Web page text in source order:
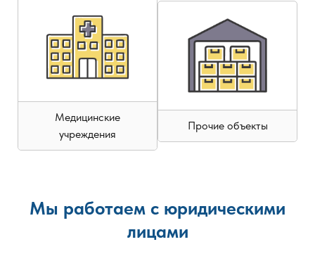
Медицинские
учреждения
Прочие объекты
Мы работаем с юридическими
лицами